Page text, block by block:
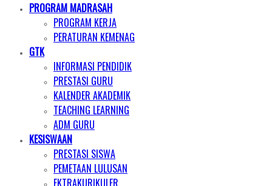
PROGRAM MADRASAH
PROGRAM KERJA
PERATURAN KEMENAG
GTK
INFORMASI PENDIDIK
PRESTASI GURU
KALENDER AKADEMIK
TEACHING LEARNING
ADM GURU
KESISWAAN
PRESTASI SISWA
PEMETAAN LULUSAN
EKTRAKURIKULER